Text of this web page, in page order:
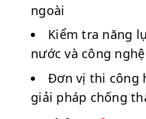
ngoài
Kiểm tra năng
nước và công
Đơn vị thi công
giải pháp chống